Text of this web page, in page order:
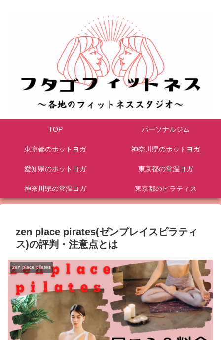
TOP パーソナルジム
東京都のホットヨガ 神奈川県のホットヨガ
愛知県のホットヨガ 東京都の常温ヨガ
神奈川県の常温ヨガ 東京都のピラティス
zen place pirates(ゼンプレイスピラティ
ス)の評判・注意点とは
zen place pilates